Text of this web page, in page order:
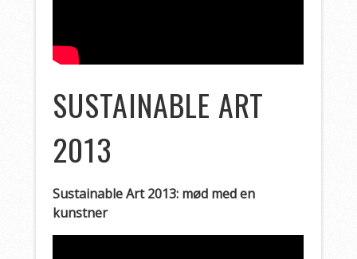
SUSTAINABLE ART
2013
Sustainable Art 2013: mød med en
kunstner